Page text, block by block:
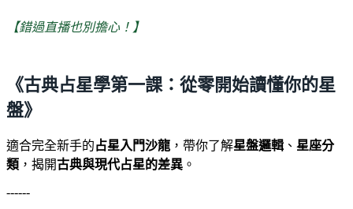
【錯過直播也別擔心！】
《古典占星學第一課：從零開始讀懂你的星
盤》
適合完全新手的占星入門沙龍 ，帶你了解星盤邏輯 、 星座分
類 ，揭開古典與現代占星的差異 。
------